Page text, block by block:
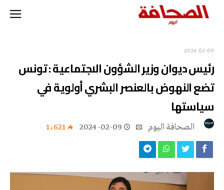
2024-02-09
رئيس ديوان وزير الشؤون الاجتماعية : تونس
تضع النهوض بالعنصر البشري أولوية في
سياستها
2024-02-09 1٬621